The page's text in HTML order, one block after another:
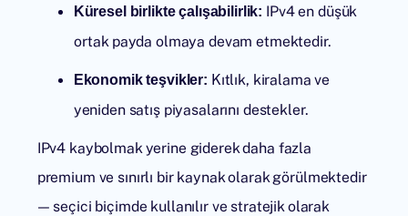
Küresel birlikte çalışabilirlik: IPv4 en düşük
ortak payda olmaya devam etmektedir.
Ekonomik teşvikler: Kıtlık, kiralama ve
yeniden satış piyasalarını destekler.
IPv4 kaybolmak yerine giderek daha fazla
premium ve sınırlı bir kaynak olarak görülmektedir
— seçici biçimde kullanılır ve stratejik olarak